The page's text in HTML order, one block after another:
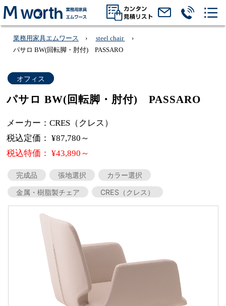
業務用家具エムワース
steel chair
パサロ BW(回転脚・肘付) PASSARO
オフィス
パサロ BW(回転脚・肘付) PASSARO
メーカー：CRES（クレス）
税込定価： ¥87,780～
税込特価： ¥43,890～
完成品 張地選択
カラー選択
金属・樹脂製チェア
CRES（クレス）